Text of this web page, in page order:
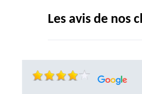
Les avis de nos